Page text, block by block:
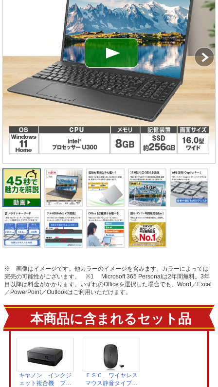
※ 画像はイメージです。他カラーのイメージを含みます。カラーによっては
完売の可能性がございます。
※1 Microsoft 365 Personalは2年間無料。3年
目以降は料金がかかります。いずれのOfficeを選択した場合でも、Word／Excel
／PowerPoint／Outlookはご利用いただけます。
本商品に含まれるセット品
キヤノン インクジ
ェット複合機 ブラ
ＦＳＣ ワイヤレス
マウス静音タイプ